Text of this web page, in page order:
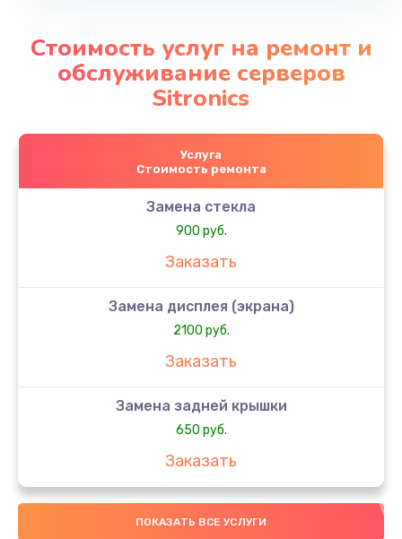
Стоимость услуг на ремонт и
обслуживание серверов
Sitronics
Услуга
Стоимость ремонта
Замена стекла
900 руб.
Заказать
Замена дисплея (экрана)
2100 руб.
Заказать
Замена задней крышки
650 руб.
Заказать
Замена аккумулятора
4000 руб.
ПОКАЗАТЬ ВСЕ УСЛУГИ